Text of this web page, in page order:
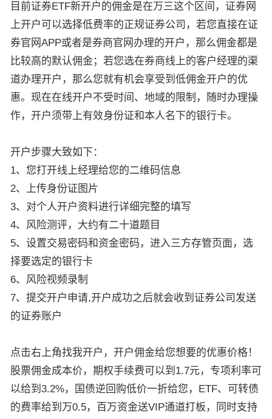
目前证券ETF新开户的佣金是在万三这个区间，证券网
上开户可以选择低费率的正规证券公司，若您直接在证
券官网APP或者是券商官网办理的开户，那么佣金都是
比较高的默认佣金；若您选在券商线上的客户经理的渠
道办理开户，那么您就有机会享受到低佣金开户的优
惠。现在在线开户不受时间、地域的限制，随时办理操
作，开户须带上有效身份证和本人名下的银行卡。
开户步骤大致如下：
1、您打开线上经理给您的二维码信息
2、上传身份证图片
3、对个人开户资料进行详细完整的填写
4、风险测评，大约有二十道题目
5、设置交易密码和资金密码，进入三方存管页面，选
择要选定的银行卡
6、风险视频录制
7、提交开户申请,开户成功之后就会收到证券公司发送
的证券账户
点击右上角找我开户，开户佣金给您想要的优惠价格！
股票佣金成本价，期权手续费可以到1.7元，专项利率可
以给到3.2%，国债逆回购低价一折给您，ETF、可转债
的费率给到万0.5，百万资金送VIP通道打板，同时支持